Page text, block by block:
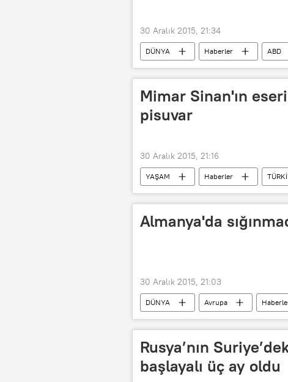
30 Aralık 2015, 21:34
DÜNYA Haberler ABD
Mimar Sinan'ın
pisuvar
30 Aralık 2015, 21:16
YAŞAM Haberler
Almanya'da
30 Aralık 2015, 21:03
DÜNYA Avrupa
Rusya’nın
başlayalı üç ay oldu